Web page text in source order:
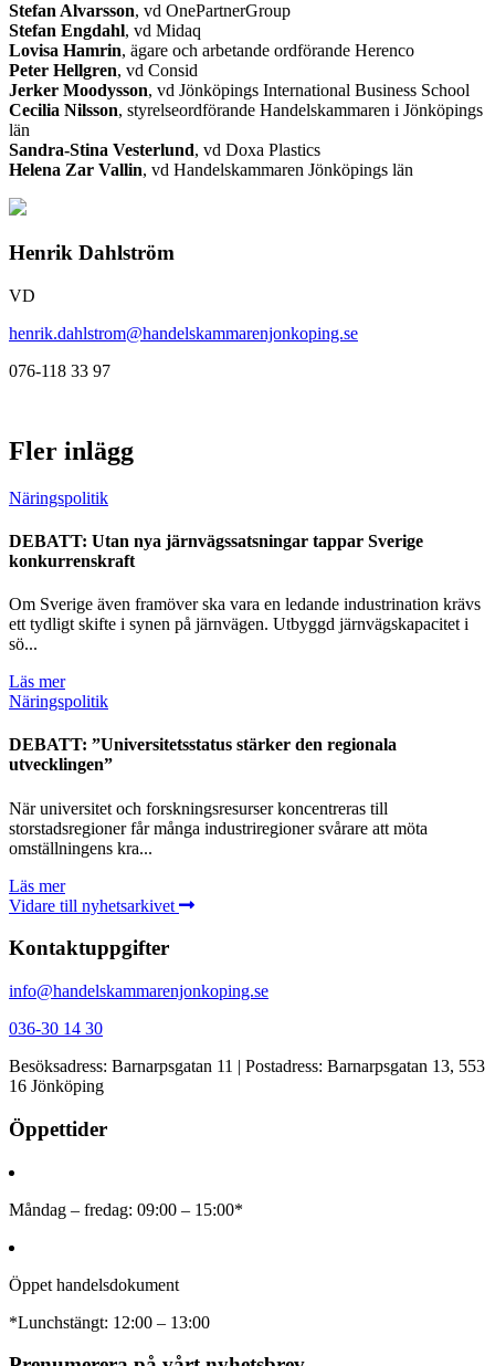
Stefan Alvarsson, vd OnePartnerGroup
Stefan Engdahl, vd Midaq
Lovisa Hamrin, ägare och arbetande ordförande Herenco
Peter Hellgren, vd Consid
Jerker Moodysson, vd Jönköpings International Business School
Cecilia Nilsson, styrelseordförande Handelskammaren i Jönköpings
län
Sandra-Stina Vesterlund, vd Doxa Plastics
Helena Zar Vallin, vd Handelskammaren Jönköpings län
Henrik Dahlström
VD
henrik.dahlstrom@handelskammarenjonkoping.se
076-118 33 97
Fler inlägg
Näringspolitik
DEBATT: Utan nya järnvägssatsningar tappar Sverige
konkurrenskraft
Om Sverige även framöver ska vara en ledande industrination krävs
ett tydligt skifte i synen på järnvägen. Utbyggd järnvägskapacitet i
sö...
Läs mer
Näringspolitik
DEBATT: ”Universitetsstatus stärker den regionala
utvecklingen”
När universitet och forskningsresurser koncentreras till
storstadsregioner får många industriregioner svårare att möta
omställningens kra...
Läs mer
Vidare till nyhetsarkivet
Kontaktuppgifter
info@handelskammarenjonkoping.se
036-30 14 30
Besöksadress: Barnarpsgatan 11 | Postadress: Barnarpsgatan 13, 553
16 Jönköping
Öppettider
Måndag – fredag: 09:00 – 15:00*
Öppet handelsdokument
*Lunchstängt: 12:00 – 13:00